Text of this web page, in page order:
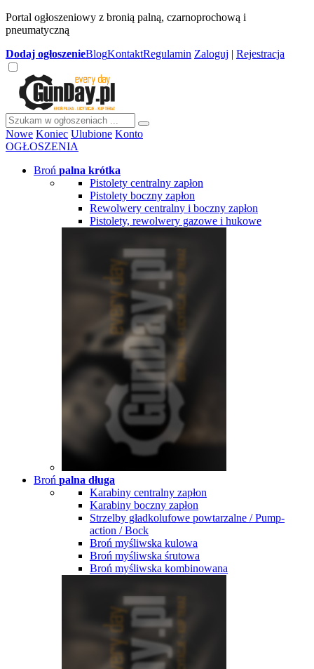
Portal ogłoszeniowy z bronią palną, czarnoprochową i
pneumatyczną
Dodaj ogłoszenieBlogKontaktRegulamin Zaloguj | Rejestracja
Nowe Koniec Ulubione Konto
OGŁOSZENIA
Broń palna krótka
Pistolety centralny zapłon
Pistolety boczny zapłon
Rewolwery centralny i boczny zapłon
Pistolety, rewolwery gazowe i hukowe
Broń palna długa
Karabiny centralny zapłon
Karabiny boczny zapłon
Strzelby gładkolufowe powtarzalne / Pump-
action / Bock
Broń myśliwska kulowa
Broń myśliwska śrutowa
Broń myśliwska kombinowana